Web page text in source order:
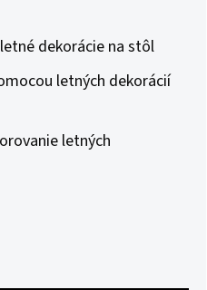
dekorácie na stôl
letných dekorácií
letných